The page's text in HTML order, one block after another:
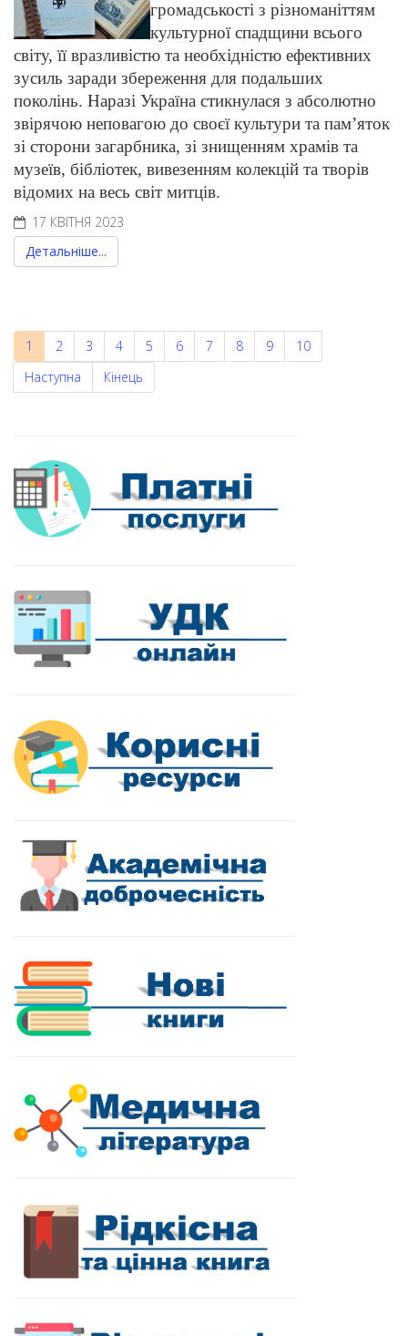
громадськості з різноманіттям
культурної спадщини всього
світу, її вразливістю та необхідністю ефективних
зусиль заради збереження для подальших
поколінь. Наразі Україна стикнулася з абсолютно
звірячою неповагою до своєї культури та пам’яток
зі сторони загарбника, зі знищенням храмів та
музеїв, бібліотек, вивезенням колекцій та творів
відомих на весь світ митців.
17 КВІТНЯ 2023
Детальніше...
1 2 3 4 5 6 7 8 9
10
Наступна
Кінець